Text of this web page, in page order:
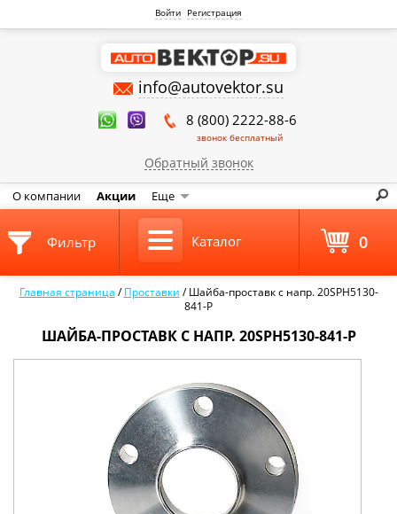
Войти Регистрация
info@autovektor.su
8 (800) 2222-88-6
звонок бесплатный
Обратный звонок
О компании Акции Еще
Главная страница /Проставки /Шайба-проставк с напр. 20SPH5130-
841-P
ШАЙБА-ПРОСТАВК С НАПР. 20SPH5130-841-P
Фильтр Каталог 0